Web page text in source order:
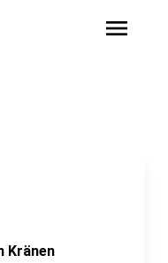
menu
Kränen